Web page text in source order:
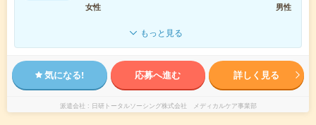
女性
男性
もっと見る
気になる! 応募へ進む 詳しく見る
派遣会社 日研トータルソーシング株式会社 メディカルケア事業部